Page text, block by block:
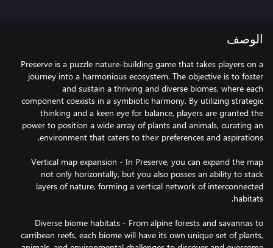
الوصف
Preserve is a puzzle nature-building game that takes players on a
journey into a harmonious ecosystem. The objective is to foster
and sustain a thriving and diverse biomes, where each
component coexists in a symbiotic harmony. By utilizing strategic
thinking and a keen eye for balance, players are granted the
power to position a wide array of plants and animals, curating an
Vertical map expansion - In Preserve, you can expand the map
not only horizontally, but you also posses an ability to stack
layers of nature, forming a vertical network of interconnected
Diverse biome habitats - From alpine forests and savannas to
carribean reefs, each biome will have its own unique set of plants,